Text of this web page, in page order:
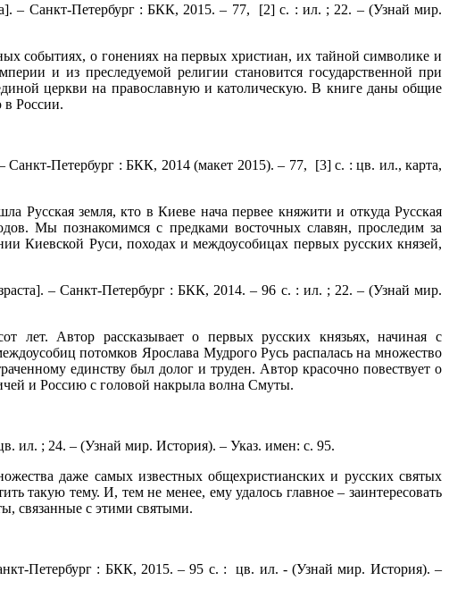
– Санкт-Петербург : БКК, 2015. – 77, [2] с. : ил. ; 22. – (Узнай мир.
событиях, о гонениях на первых христиан, их тайной символике и
и из преследуемой религии становится государственной при
церкви на православную и католическую. В книге даны общие
в России.
Санкт-Петербург : БКК, 2014 (макет 2015). – 77, [3] с. : цв. ил., карта,
Русская земля, кто в Киеве нача первее княжити и откуда Русская
Мы познакомимся с предками восточных славян, проследим за
Киевской Руси, походах и междоусобицах первых русских князей,
– Санкт-Петербург : БКК, 2014. – 96 с. : ил. ; 22. – (Узнай мир.
Автор рассказывает о первых русских князьях, начиная с
потомков Ярослава Мудрого Русь распалась на множество
единству был долог и труден. Автор красочно повествует о
и Россию с головой накрыла волна Смуты.
ил. ; 24. – (Узнай мир. История). – Указ. имен: с. 95.
даже самых известных общехристианских и русских святых
такую тему. И, тем не менее, ему удалось главное – заинтересовать
связанные с этими святыми.
Петербург : БКК, 2015. – 95 с. : цв. ил. - (Узнай мир. История). –